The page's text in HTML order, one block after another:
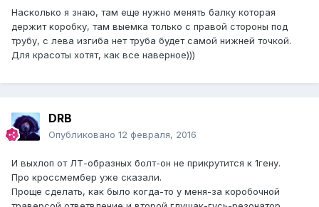
Насколько я знаю, там еще нужно менять балку которая
держит коробку, там выемка только с правой стороны под
трубу, с лева изгиба нет труба будет самой нижней точкой.
Для красоты хотят, как все наверное)))
DRB
Опубликовано 12 февраля, 2016
И выхлоп от ЛТ-образных болт-он не прикрутится к 1гену.
Про кроссмембер уже сказали.
Проще сделать, как было когда-то у меня-за коробочной